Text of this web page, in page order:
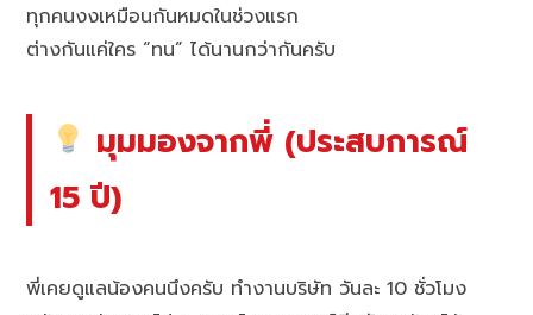
ทุกคนงงเหมือนกันหมดในช่วงแรก
ต่างกันแค่ใคร “ทน” ได้นานกว่ากันครับ
มุมมองจากพี่ (ประสบการณ์
15 ปี)
พี่เคยดูแลน้องคนนึงครับ ทำงานบริษัท วันละ 10 ชั่วโมง